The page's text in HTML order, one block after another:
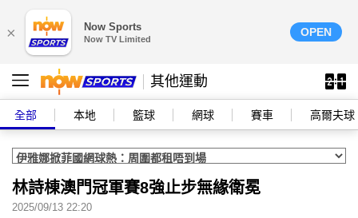
× Now Sports
Now TV Limited
OPEN
其他運動
全部 本地 籃球 網球 賽車 高爾夫球
林詩棟澳門冠軍賽8強止步無緣衛冕
2025/09/13 22:20